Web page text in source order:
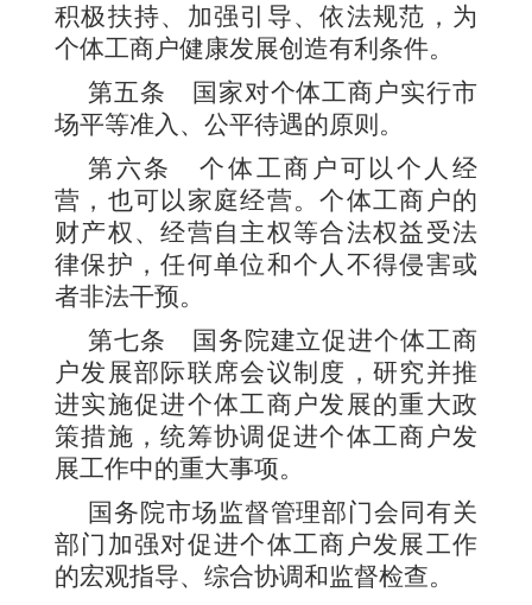
积极扶持、加强引导、依法规范，为
个体工商户健康发展创造有利条件。
第五条
国家对个体工商户实行市
场平等准入、公平待遇的原则。
第六条个体工商户可以个人经
营，也可以家庭经营。个体工商户的
财产权、经营自主权等合法权益受法
律保护，任何单位和个人不得侵害或
者非法干预。
第七条
国务院建立促进个体工商
户发展部际联席会议制度，研究并推
进实施促进个体工商户发展的重大政
策措施，统筹协调促进个体工商户发
展工作中的重大事项。
国务院市场监督管理部门会同有关
部门加强对促进个体工商户发展工作
的宏观指导、综合协调和监督检查。